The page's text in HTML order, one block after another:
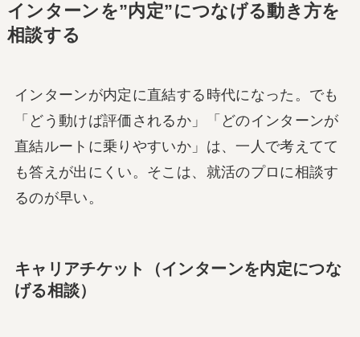
インターンを”内定”につなげる動き方を
相談する
インターンが内定に直結する時代になった。でも
「どう動けば評価されるか」「どのインターンが
直結ルートに乗りやすいか」は、一人で考えてて
も答えが出にくい。そこは、就活のプロに相談す
るのが早い。
キャリアチケット（インターンを内定につな
げる相談）